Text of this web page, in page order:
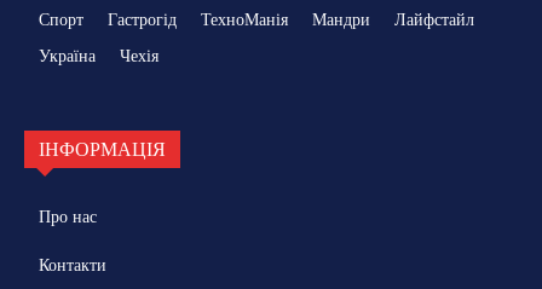
Спорт
Гастрогід ТехноМанія Мандри
Лайфстайл
Україна
Чехія
ІНФОРМАЦІЯ
Про нас
Контакти